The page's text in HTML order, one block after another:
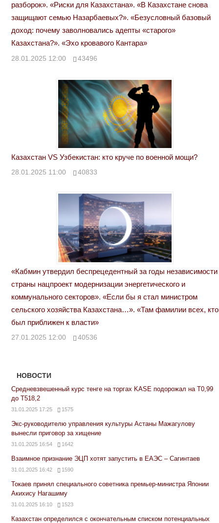
разборок». «Риски для Казахстана». «В Казахстане снова
защищают семью Назарбаевых?». «Безусловный базовый
доход: почему заволновались адепты «старого»
Казахстана?». «Эхо кровавого Кантара»
28.01.2025 12:00 43496
Казахстан VS Узбекистан: кто круче по военной мощи?
28.01.2025 11:00 40833
«Кабмин утвердил беспрецедентный за годы независимости
страны нацпроект модернизации энергетического и
коммунального секторов». «Если бы я стал министром
сельского хозяйства Казахстана…». «Там фамилии всех, кто
был приближен к власти»
27.01.2025 12:00 40536
НОВОСТИ
Средневзвешенный курс тенге на торгах KASE подорожал на Т0,99
до Т518,2
31.01.2025 17:25 1575
Экс-руководителю управления культуры Астаны Мажагулову
вынесли приговор за хищение
31.01.2025 16:54 1642
Взаимное признание ЭЦП хотят запустить в ЕАЭС – Сагинтаев
31.01.2025 16:42 1590
Токаев принял специального советника премьер-министра Японии
Акихису Нагашиму
31.01.2025 16:10 1523
Казахстан определился с окончательным списком потенциальных